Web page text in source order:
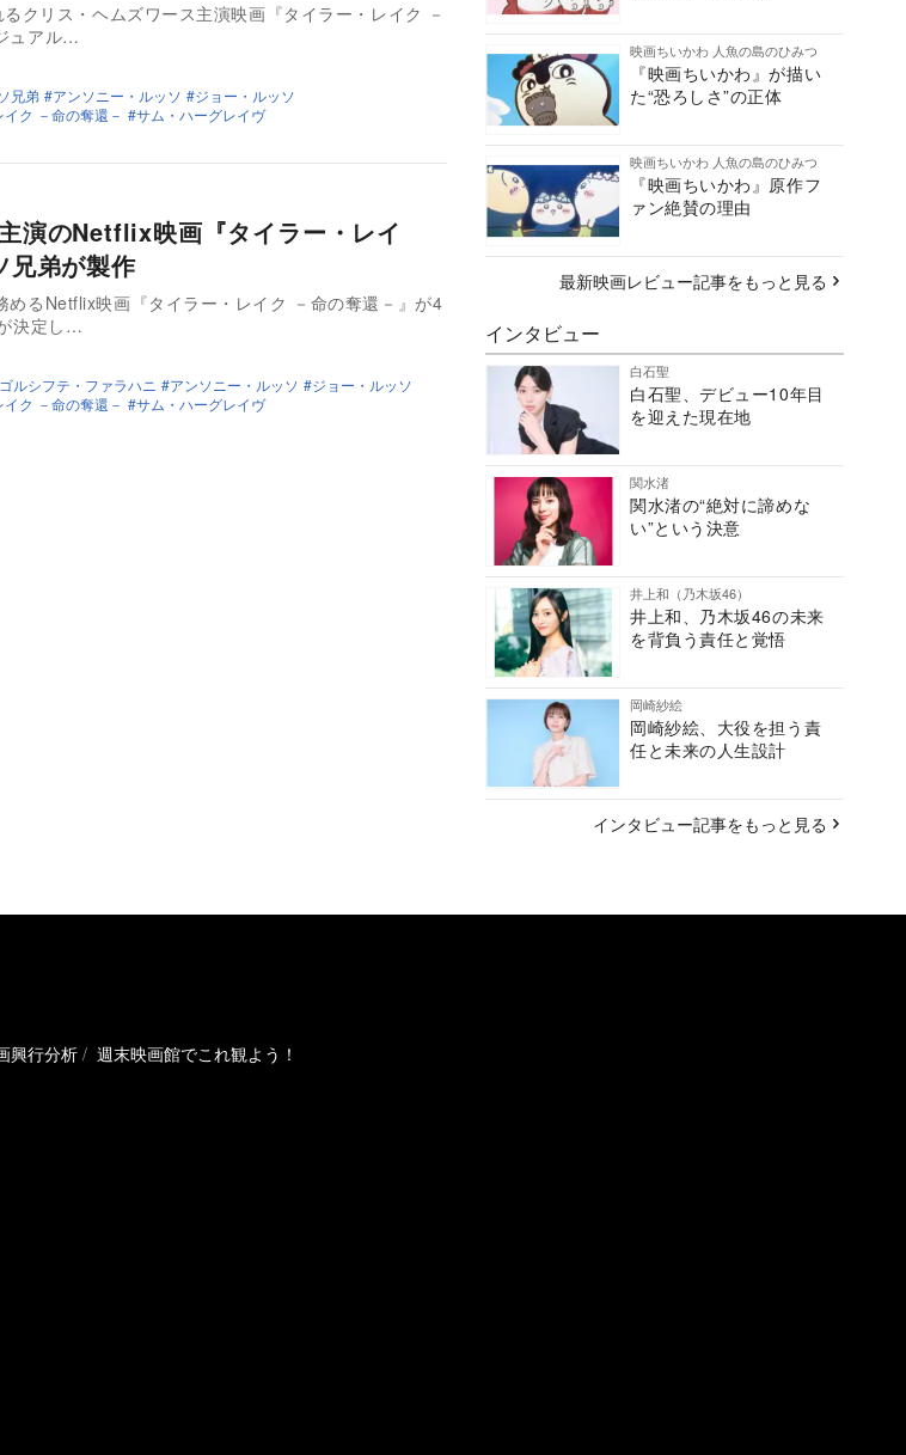
クリス・ヘムズワース主演映画『タイラー・レイク －
ュアル…
兄弟 アンソニー・ルッソ
ジョー・ルッソ
ク －命の奪還－ サム・ハーグレイヴ
演のNetflix映画『タイラー・レイ
弟が製作
めるNetflix映画『タイラー・レイク －命の奪還－』が4
決定し…
ゴルシフテ・ファラハニ アンソニー・ルッソ
ジョー・ルッソ
ク －命の奪還－ サム・ハーグレイヴ
映画ちいかわ 人魚の島のひみつ
『映画ちいかわ』が描い
た“恐ろしさ”の正体
映画ちいかわ 人魚の島のひみつ
『映画ちいかわ』原作フ
ァン絶賛の理由
最新映画レビュー記事をもっと見る
インタビュー
白石聖
白石聖、デビュー10年目
を迎えた現在地
関水渚
関水渚の“絶対に諦めな
い”という決意
井上和（乃木坂46）
井上和、乃木坂46の未来
を背負う責任と覚悟
岡崎紗絵
岡崎紗絵、大役を担う責
任と未来の人生設計
インタビュー記事をもっと見る
興行分析 週末映画館でこれ観よう！